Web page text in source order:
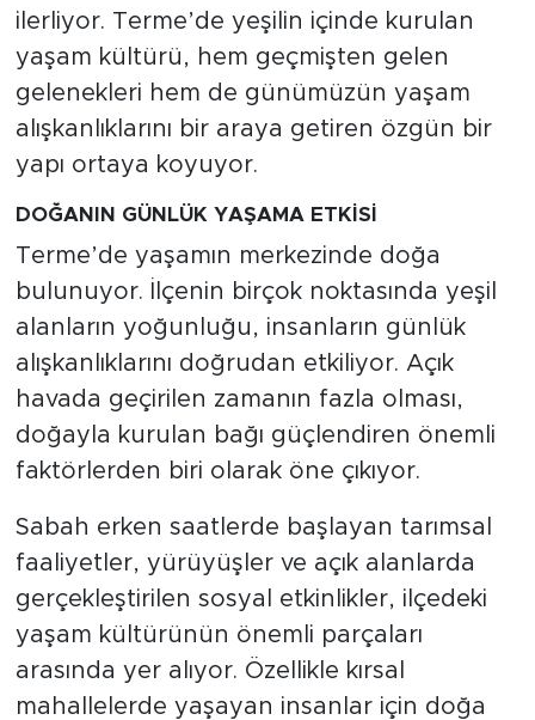
ilerliyor. Terme’de yeşilin içinde kurulan
yaşam kültürü, hem geçmişten gelen
gelenekleri hem de günümüzün yaşam
alışkanlıklarını bir araya getiren özgün bir
yapı ortaya koyuyor.
DOĞANIN GÜNLÜK YAŞAMA ETKİSİ
Terme’de yaşamın merkezinde doğa
bulunuyor. İlçenin birçok noktasında yeşil
alanların yoğunluğu, insanların günlük
alışkanlıklarını doğrudan etkiliyor. Açık
havada geçirilen zamanın fazla olması,
doğayla kurulan bağı güçlendiren önemli
faktörlerden biri olarak öne çıkıyor.
Sabah erken saatlerde başlayan tarımsal
faaliyetler, yürüyüşler ve açık alanlarda
gerçekleştirilen sosyal etkinlikler, ilçedeki
yaşam kültürünün önemli parçaları
arasında yer alıyor. Özellikle kırsal
mahallelerde yaşayan insanlar için doğa